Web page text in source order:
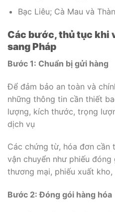
Bạc Liêu; Cà Mau và
Các bước, thủ tục khi
sang Pháp
Bước 1: Chuẩn bị gửi hàng
Để đảm bảo an toàn và
những thông tin cần thiết
lượng, kích thước, trọng
dịch vụ
Các chứng từ, hóa đơn cần
vận chuyển như phiếu
thương mại, phiếu xuất
Bước 2: Đóng gói hàng hóa